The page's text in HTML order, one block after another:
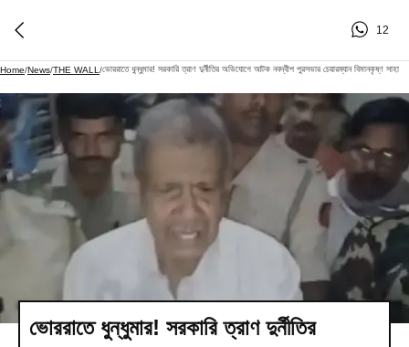
12
Home/News/THE WALL /ভোররাতে ধুন্ধুমার! সরকারি ত্রাণ দুর্নীতির অভিযোগে আটক নবদ্বীপ পুরসভার চেয়ারম্যান বিমানকৃষ্ণ সাহা
ভোররাতে ধুন্ধুমার! সরকারি ত্রাণ দুর্নীতির